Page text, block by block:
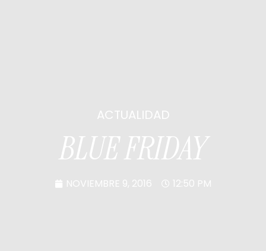
ACTUALIDAD
BLUE FRIDAY
NOVIEMBRE 9, 2016 12:50 PM